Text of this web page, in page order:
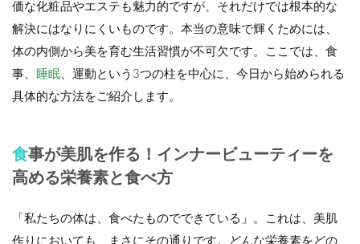
価な化粧品やエステも魅力的ですが、それだけでは根本的な
解決にはなりにくいものです。本当の意味で輝くためには、
体の内側から美を育む生活習慣が不可欠です。ここでは、食
事、 睡眠、運動という3つの柱を中心に、今日から始められる
具体的な方法をご紹介します。
食事が美肌を作る！インナービューティーを
高める栄養素と食べ方
「私たちの体は、食べたものでできている」。これは、美肌
作りにおいても、まさにその通りです。どんな栄養素をどの